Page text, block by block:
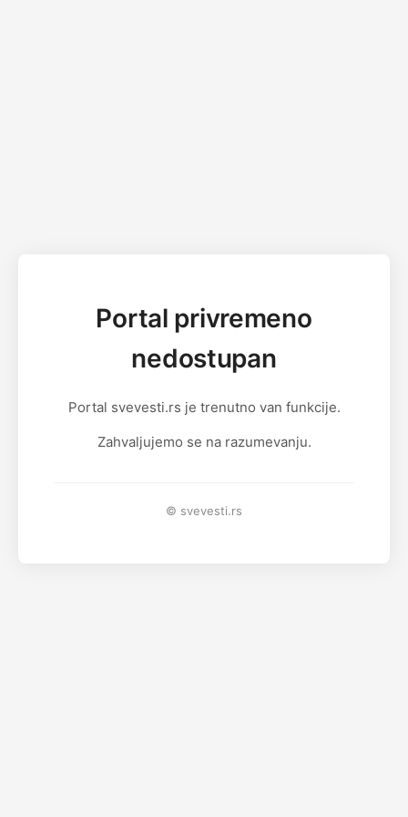
Portal privremeno
nedostupan
Portal svevesti.rs je trenutno van funkcije.
Zahvaljujemo se na razumevanju.
© svevesti.rs